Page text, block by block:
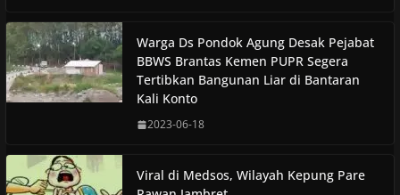
Warga Ds Pondok Agung Desak Pejabat
BBWS Brantas Kemen PUPR Segera
Tertibkan Bangunan Liar di Bantaran
Kali Konto
2023-06-18
Viral di Medsos, Wilayah Kepung Pare